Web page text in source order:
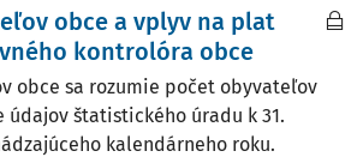
obce a vplyv na plat
kontrolóra obce
obce sa rozumie počet obyvateľov
údajov štatistického úradu k 31.
kalendárneho roku.